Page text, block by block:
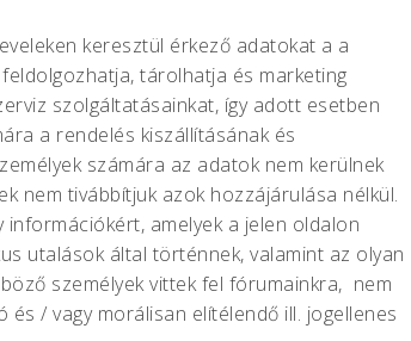
keresztül érkező adatokat a a
tárolhatja és marketing
szolgáltatásainkat, így adott esetben
a rendelés kiszállításának és
számára az adatok nem kerülnek
nem tivábbítjuk azok hozzájárulása nélkül.
amelyek a jelen oldalon
utalások által történnek, valamint az olyan
személyek vittek fel fórumainkra, nem
/ vagy morálisan elítélendő ill. jogellenes